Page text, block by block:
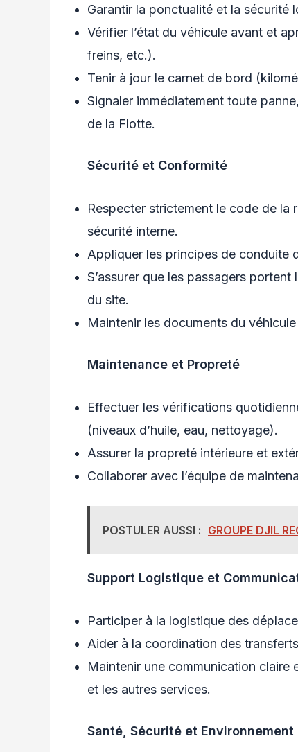
Garantir la ponctualité et la sécurité
Vérifier l’état du véhicule avant et
freins, etc.).
Tenir à jour le carnet de bord
Signaler immédiatement toute
de la Flotte.
Sécurité et Conformité
Respecter strictement le code de la
sécurité interne.
Appliquer les principes de conduite
S’assurer que les passagers
du site.
Maintenir les documents du
Maintenance et Propreté
Effectuer les vérifications
(niveaux d’huile, eau, nettoyage).
Assurer la propreté intérieure et
Collaborer avec l’équipe de
POSTULER AUSSI : GROUPE DJIL
Support Logistique et
Participer à la logistique des
Aider à la coordination des
Maintenir une communication claire
et les autres services.
Santé, Sécurité et Environnement